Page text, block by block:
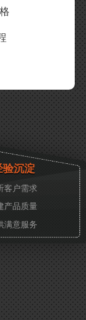
验沉淀
客户需求
产品质量
满意服务